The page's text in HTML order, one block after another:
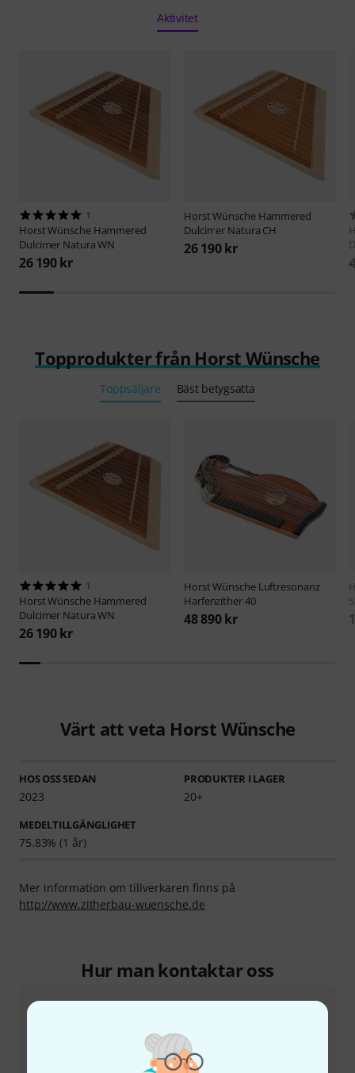
Aktivitet
1
Horst Wünsche Hammered
Dulcimer Natura WN
26 190 kr
Horst Wünsche Hammered
Dulcimer Natura CH
26 190 kr
Topprodukter från Horst Wünsche
Toppsäljare Bäst betygsatta
1
Horst Wünsche Hammered
Dulcimer Natura WN
26 190 kr
Horst Wünsche Luftresonanz
Harfenzither 40
48 890 kr
Värt att veta Horst Wünsche
HOS OSS SEDAN
2023
PRODUKTER I LAGER
20+
MEDELTILLGÄNGLIGHET
75.83% (1 år)
Mer information om tillverkaren finns på
http://www.zitherbau-wuensche.de
Hur man kontaktar oss